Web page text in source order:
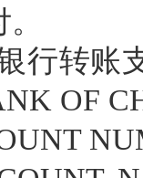
行转账
OF